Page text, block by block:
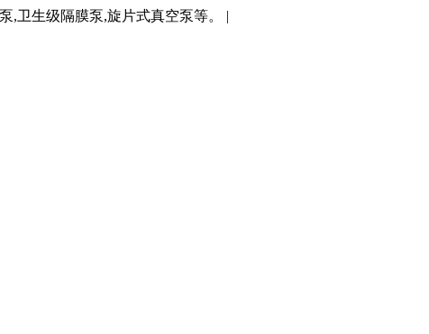
,卫生级隔膜泵,旋片式真空泵等。 |